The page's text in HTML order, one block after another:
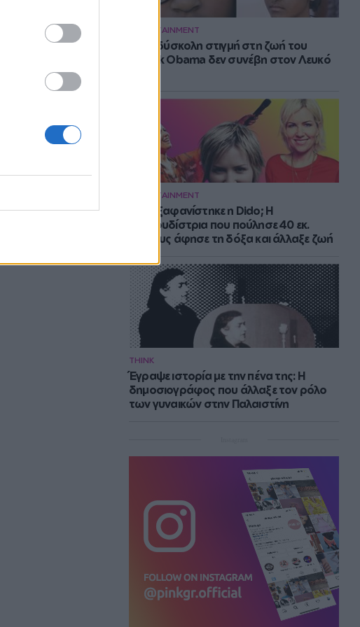
ENTERTAINMENT
Η πιο δύσκολη στιγμή στη ζωή του
Barack Obama δεν συνέβη στον Λευκό
ENTERTAINMENT
Πού εξαφανίστηκε η Dido; Η
τραγουδίστρια που πούλησε 40 εκ.
δίσκους άφησε τη δόξα και άλλαξε ζωή
THINK
Έγραψε ιστορία με την πένα της: Η
δημοσιογράφος που άλλαξε τον ρόλο
των γυναικών στην Παλαιστίνη